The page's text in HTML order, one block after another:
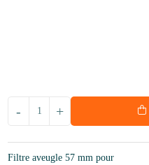
+
-
Filtre aveugle 57 mm pour